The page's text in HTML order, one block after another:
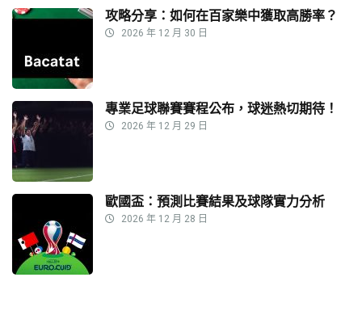
攻略分享：如何在百家樂中獲取高勝率？
2026 年 12 月 30 日
專業足球聯賽賽程公布，球迷熱切期待！
2026 年 12 月 29 日
歐國盃：預測比賽結果及球隊實力分析
2026 年 12 月 28 日